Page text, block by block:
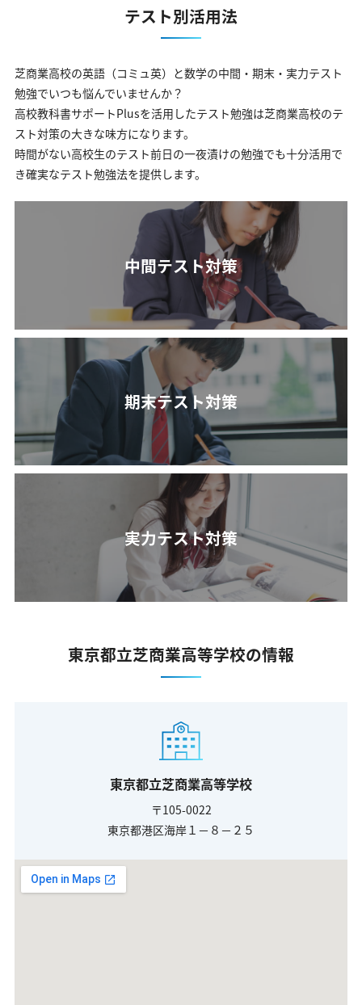
テスト別活用法
芝商業高校の英語（コミュ英）と数学の中間・期末・実力テスト
勉強でいつも悩んでいませんか？
高校教科書サポートPlusを活用したテスト勉強は芝商業高校のテ
スト対策の大きな味方になります。
時間がない高校生のテスト前日の一夜漬けの勉強でも十分活用で
き確実なテスト勉強法を提供します。
中間テスト対策
期末テスト対策
実力テスト対策
東京都立芝商業高等学校の情報
東京都立芝商業高等学校
〒105-0022
東京都港区海岸１－８－２５